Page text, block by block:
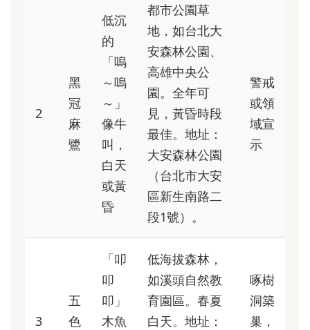
2
黑
冠
麻
鷺
低沉
的
「嗚
～嗚
～」
像牛
叫，
白天
或黃
昏
都市公園草
地，如台北大
安森林公園、
高雄中央公
園。全年可
見，黃昏時段
最佳。地址：
大安森林公園
（台北市大安
區新生南路二
段1號）。
警戒
或領
域宣
示
3
五
色
「叩
叩
叩」
木魚
低海拔森林，
如溪頭自然教
育園區。春夏
白天。地址：
啄樹
洞築
巢，